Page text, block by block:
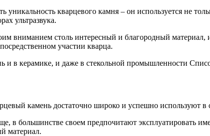
уникальность кварцевого камня – он используется не
ультразвука.
вниманием столь интересный и благородный
участии кварца.
и в керамике, и даже в стекольной промышленности
камень достаточно широко и успешно используют в
в большинстве своем предпочитают эксплуатировать
материал.